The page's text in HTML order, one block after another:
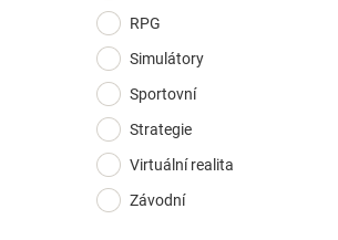
RPG
Simulátory
Sportovní
Strategie
Virtuální realita
Závodní